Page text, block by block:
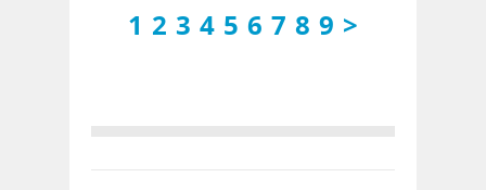
1 2 3 4 5 6 7 8 9 >